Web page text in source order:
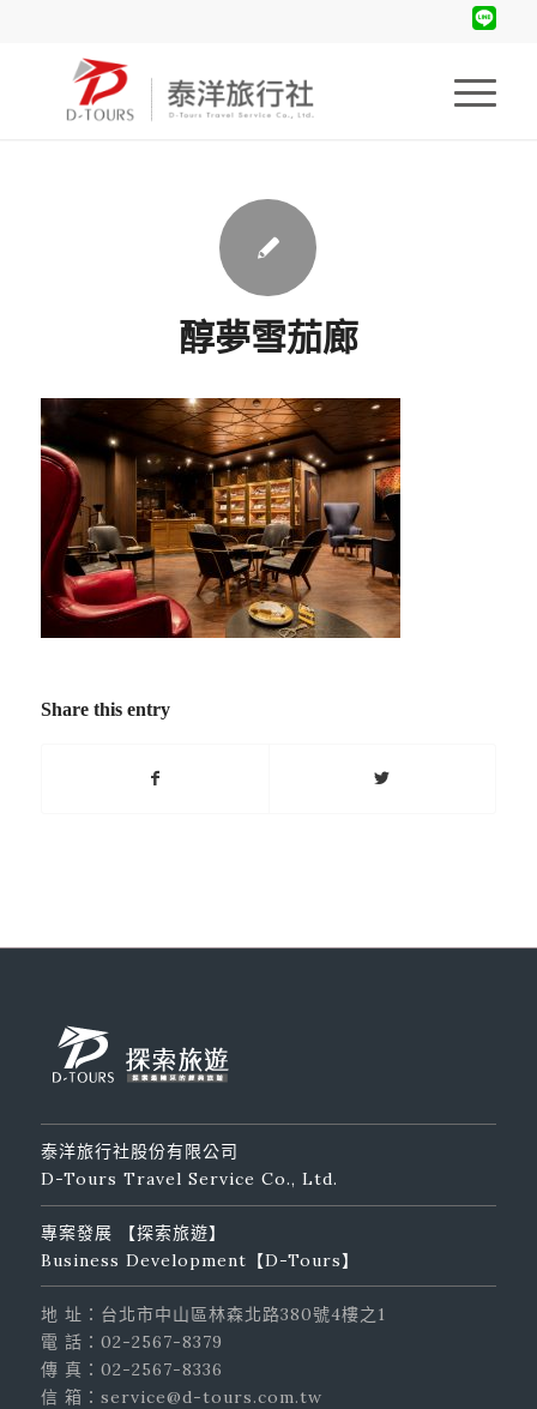
醇夢雪茄廊
Share this entry
泰洋旅行社股份有限公司
D-Tours Travel Service Co., Ltd.
專案發展 【探索旅遊】
Business Development【D-Tours】
地 址：台北市中山區林森北路380號4樓之1
電 話：02-2567-8379
傳 真：02-2567-8336
信 箱：service@d-tours.com.tw